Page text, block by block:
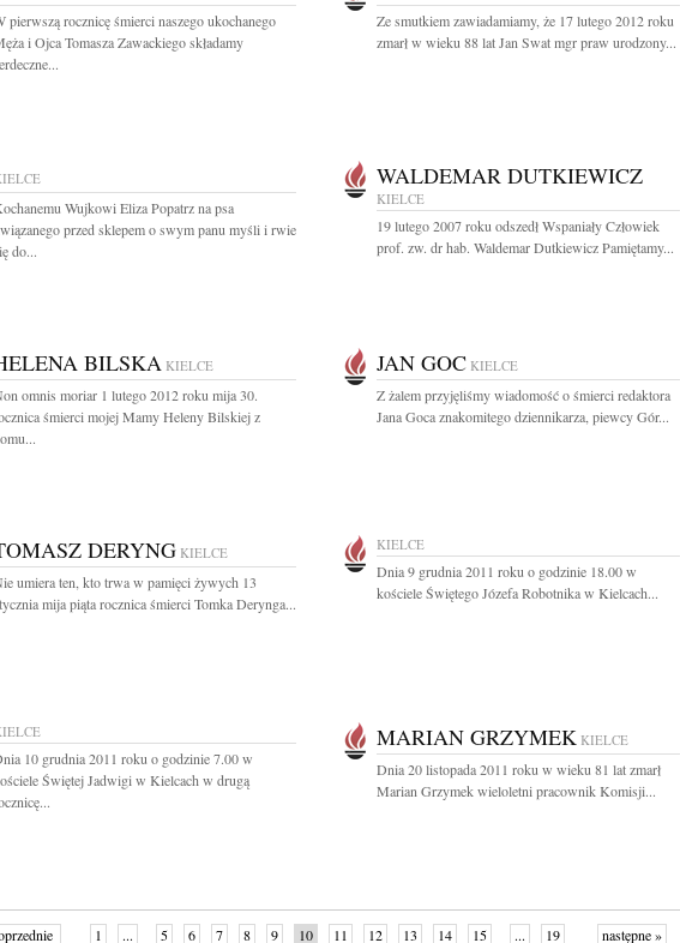
pierwszą rocznicę śmierci naszego ukochanego
i Ojca Tomasza Zawackiego składamy
Ze smutkiem zawiadamiamy, że 17 lutego 2012 roku
zmarł w wieku 88 lat Jan Swat mgr praw urodzony...
Wujkowi Eliza Popatrz na psa
przed sklepem o swym panu myśli i rwie
do...
WALDEMAR DUTKIEWICZ
KIELCE
19 lutego 2007 roku odszedł Wspaniały Człowiek
prof. zw. dr hab. Waldemar Dutkiewicz Pamiętamy...
BILSKA KIELCE
omnis moriar 1 lutego 2012 roku mija 30.
śmierci mojej Mamy Heleny Bilskiej z
JAN GOC KIELCE
Z żalem przyjęliśmy wiadomość o śmierci redaktora
Jana Goca znakomitego dziennikarza, piewcy Gór...
DERYNG KIELCE
umiera ten, kto trwa w pamięci żywych 13
mija piąta rocznica śmierci Tomka Derynga...
KIELCE
Dnia 9 grudnia 2011 roku o godzinie 18.00 w
kościele Świętego Józefa Robotnika w Kielcach...
10 grudnia 2011 roku o godzinie 7.00 w
Świętej Jadwigi w Kielcach w drugą
MARIAN GRZYMEK KIELCE
Dnia 20 listopada 2011 roku w wieku 81 lat zmarł
Marian Grzymek wieloletni pracownik Komisji...
1 ... 5 6 7 8 9 10 11 12 13 14 15 ... 19 następne »